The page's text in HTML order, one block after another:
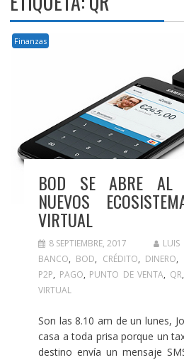
Finanzas
BOD SE ABRE AL
NUEVOS
VIRTUAL
8 SEPTIEMBRE, 2017
BANCO, BOD, CRÉDITO, DINERO,
P2P, PAGO, PUNTO DE VENTA, QR,
VIRTUAL
Son las 8.10 am de un lunes,
casa a toda prisa porque un
destino envía un mensaje